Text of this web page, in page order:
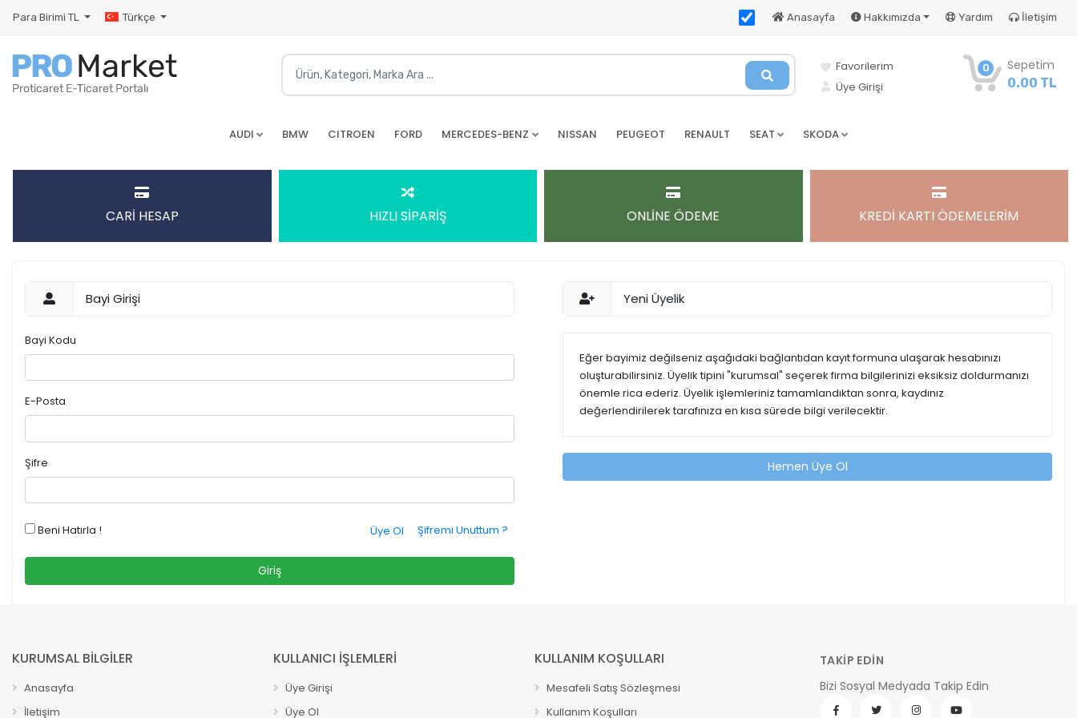
Para Birimi TL Türkçe Anasayfa Hakkımızda Yardım İletişim
0 Sepetim
0.00 TL
Favorilerim
Üye Girişi
AUDI BMW CITROEN FORD MERCEDES-BENZ NISSAN PEUGEOT RENAULT SEAT SKODA
CARİ HESAP HIZLI SİPARİŞ ONLİNE ÖDEME KREDİ KARTI ÖDEMELERİM
Bayi Girişi
Bayi Kodu
E-Posta
Şifre
Beni Hatırla ! Şifremi Unuttum ?
Üye Ol
Giriş
Yeni Üyelik
Eğer bayimiz değilseniz aşağıdaki bağlantıdan kayıt formuna ulaşarak hesabınızı
oluşturabilirsiniz. Üyelik tipini "kurumsal" seçerek firma bilgilerinizi eksiksiz doldurmanızı
önemle rica ederiz. Üyelik işlemleriniz tamamlandıktan sonra, kaydınız
değerlendirilerek tarafınıza en kısa sürede bilgi verilecektir.
Hemen Üye Ol
KURUMSAL BİLGİLER
Anasayfa
İletişim
KULLANICI İŞLEMLERİ
Üye Girişi
Üye Ol
KULLANIM KOŞULLARI
Mesafeli Satış Sözleşmesi
Kullanım Koşulları
TAKİP EDİN
Bizi Sosyal Medyada Takip Edin